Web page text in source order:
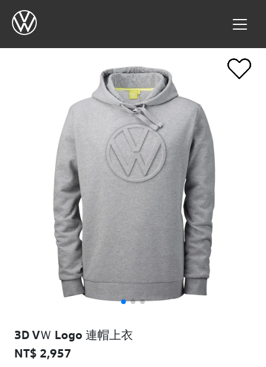
3D VＷ Logo 連帽上衣
NT$ 2,957